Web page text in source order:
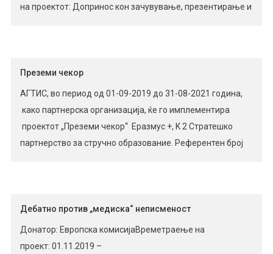
на проектот: Допринос кон зачувување, презентирање и
помладите генерации; Презервација на народни
приказни, гатанки, кратки говорни максими, […]
Преземи чекор
АГТИС, во период од 01-09-2019 до 31-08-2021 година,
како партнерска организација, ќе го имплементира
проектот „Преземи чекор“ Еразмус +, K 2 Стратешко
партнерство за стручно образование. Референтен број
Expertise AB , Шведска; NGO Ritineitis, Латвија;
Eprojectconsult – Istituto Europeo di Formazione e Ricerca,
Италија. […]
Дебатно против „медиска“ неписменост
Донатор: Европска комисијаВреметраење на
проект: 01.11.2019 –